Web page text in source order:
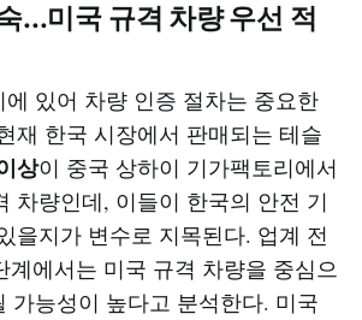
...미국 규격 차량 우선 적
에 있어 차량 인증 절차는 중요한
재 한국 시장에서 판매되는 테슬
상이 중국 상하이 기가팩토리에서
차량인데, 이들이 한국의 안전 기
을지가 변수로 지목된다. 업계 전
계에서는 미국 규격 차량을 중심으
가능성이 높다고 분석한다. 미국